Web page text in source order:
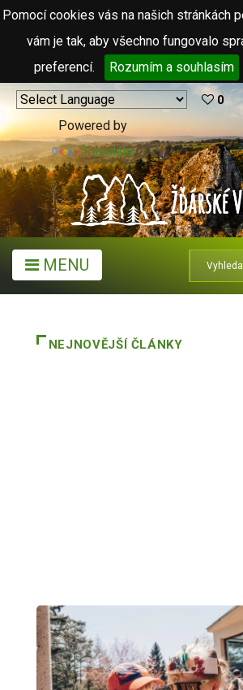
Pomocí cookies vás na našich stránkách
vám je tak, aby všechno fungovalo
preferencí.
Rozumím a souhlasím
Powered by
Translate
0
MENU
NEJNOVĚJŠÍ ČLÁNKY